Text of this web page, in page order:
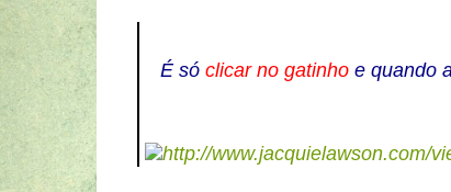
É só clicar no gatinhoe quando